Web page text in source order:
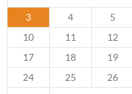
3
4 5
10
11 12
17
18 19
24
25 26